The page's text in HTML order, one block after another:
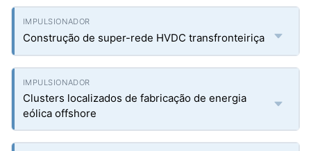
Construção de super-rede HVDC transfronteiriça
Clusters localizados de fabricação de energia
eólica offshore